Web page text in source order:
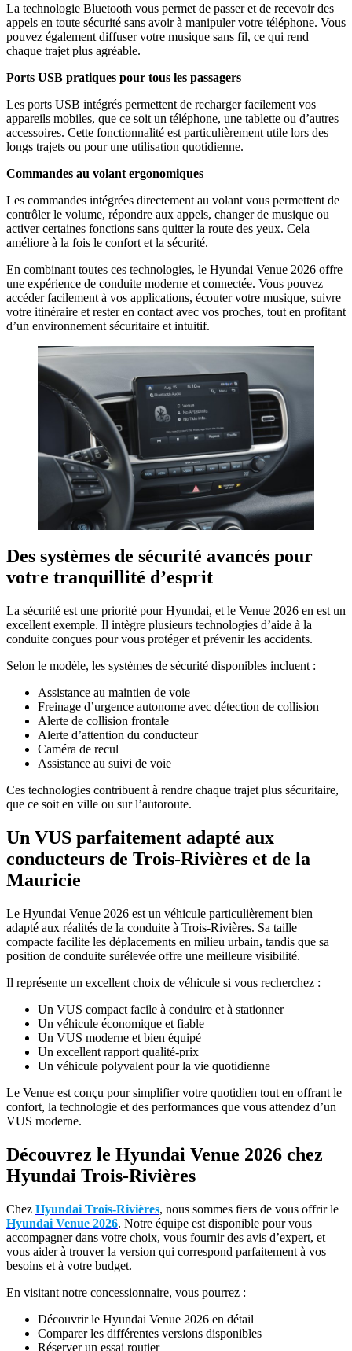
La technologie Bluetooth vous permet de passer et de recevoir des
appels en toute sécurité sans avoir à manipuler votre téléphone. Vous
pouvez également diffuser votre musique sans fil, ce qui rend
chaque trajet plus agréable.
Ports USB pratiques pour tous les passagers
Les ports USB intégrés permettent de recharger facilement vos
appareils mobiles, que ce soit un téléphone, une tablette ou d’autres
accessoires. Cette fonctionnalité est particulièrement utile lors des
longs trajets ou pour une utilisation quotidienne.
Commandes au volant ergonomiques
Les commandes intégrées directement au volant vous permettent de
contrôler le volume, répondre aux appels, changer de musique ou
activer certaines fonctions sans quitter la route des yeux. Cela
améliore à la fois le confort et la sécurité.
En combinant toutes ces technologies, le Hyundai Venue 2026 offre
une expérience de conduite moderne et connectée. Vous pouvez
accéder facilement à vos applications, écouter votre musique, suivre
votre itinéraire et rester en contact avec vos proches, tout en profitant
d’un environnement sécuritaire et intuitif.
Des systèmes de sécurité avancés pour
votre tranquillité d’esprit
La sécurité est une priorité pour Hyundai, et le Venue 2026 en est un
excellent exemple. Il intègre plusieurs technologies d’aide à la
conduite conçues pour vous protéger et prévenir les accidents.
Selon le modèle, les systèmes de sécurité disponibles incluent :
Assistance au maintien de voie
Freinage d’urgence autonome avec détection de collision
Alerte de collision frontale
Alerte d’attention du conducteur
Caméra de recul
Assistance au suivi de voie
Ces technologies contribuent à rendre chaque trajet plus sécuritaire,
que ce soit en ville ou sur l’autoroute.
Un VUS parfaitement adapté aux
conducteurs de Trois-Rivières et de la
Mauricie
Le Hyundai Venue 2026 est un véhicule particulièrement bien
adapté aux réalités de la conduite à Trois-Rivières. Sa taille
compacte facilite les déplacements en milieu urbain, tandis que sa
position de conduite surélevée offre une meilleure visibilité.
Il représente un excellent choix de véhicule si vous recherchez :
Un VUS compact facile à conduire et à stationner
Un véhicule économique et fiable
Un VUS moderne et bien équipé
Un excellent rapport qualité-prix
Un véhicule polyvalent pour la vie quotidienne
Le Venue est conçu pour simplifier votre quotidien tout en offrant le
confort, la technologie et des performances que vous attendez d’un
VUS moderne.
Découvrez le Hyundai Venue 2026 chez
Hyundai Trois-Rivières
Chez Hyundai Trois-Rivières, nous sommes fiers de vous offrir le
Hyundai Venue 2026. Notre équipe est disponible pour vous
accompagner dans votre choix, vous fournir des avis d’expert, et
vous aider à trouver la version qui correspond parfaitement à vos
besoins et à votre budget.
En visitant notre concessionnaire, vous pourrez :
Découvrir le Hyundai Venue 2026 en détail
Comparer les différentes versions disponibles
Réserver un essai routier